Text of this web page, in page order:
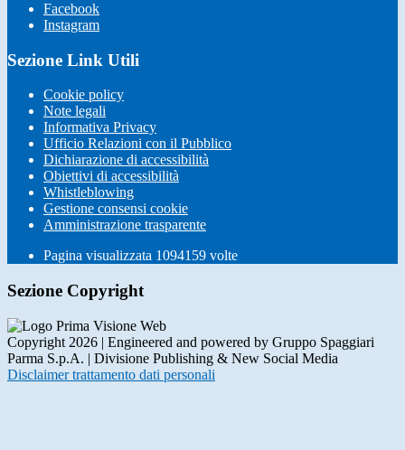
Facebook
Instagram
Sezione Link Utili
Cookie policy
Note legali
Informativa Privacy
Ufficio Relazioni con il Pubblico
Dichiarazione di accessibilità
Obiettivi di accessibilità
Whistleblowing
Gestione consensi cookie
Amministrazione trasparente
Pagina visualizzata 1094159 volte
Sezione Copyright
Copyright 2026 | Engineered and powered by Gruppo Spaggiari
Parma S.p.A. | Divisione Publishing & New Social Media
Disclaimer trattamento dati personali